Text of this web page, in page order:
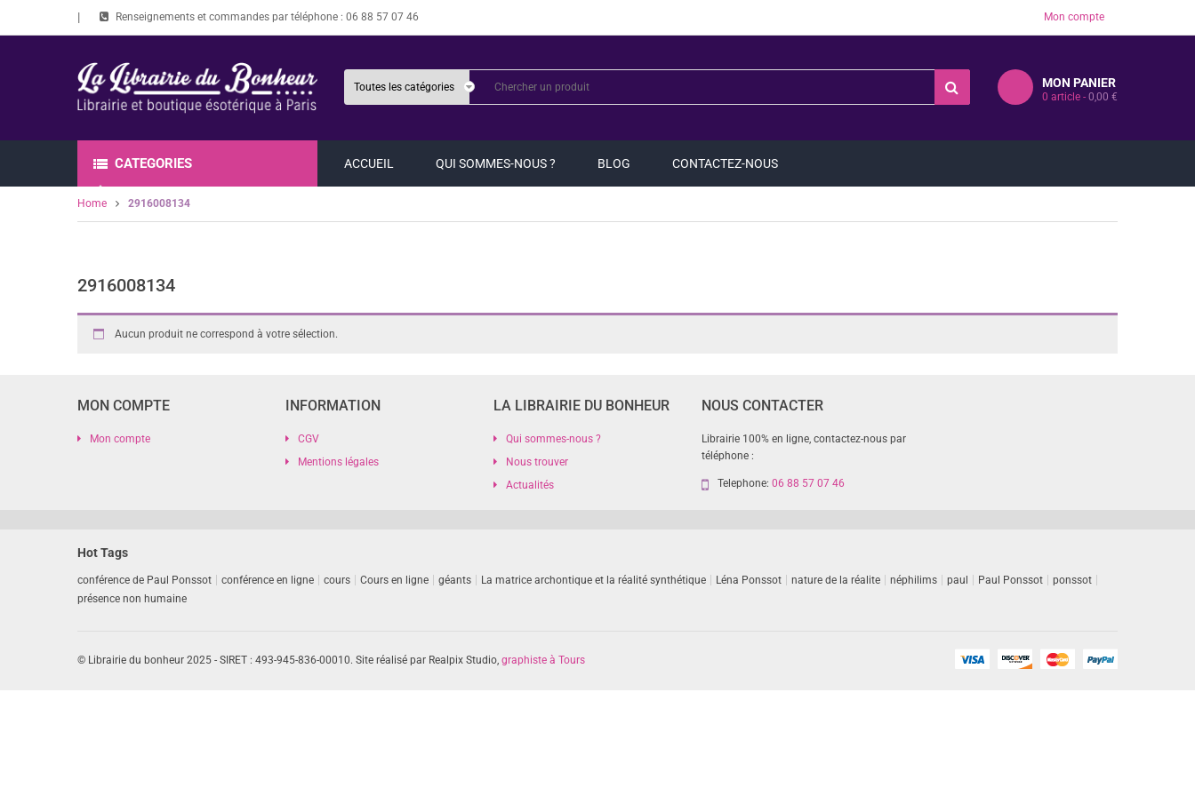
Renseignements et commandes par téléphone : 06 88 57 07 46 Mon compte
MON PANIER
0 article - 0,00 €
CATEGORIES ACCUEIL QUI SOMMES-NOUS ? BLOG CONTACTEZ-NOUS
Home 2916008134
2916008134
Aucun produit ne correspond à votre sélection.
MON COMPTE
Mon compte
INFORMATION
CGV
Mentions légales
LA LIBRAIRIE DU BONHEUR
Qui sommes-nous ?
Nous trouver
Actualités
NOUS CONTACTER
Librairie 100% en ligne, contactez-nous par
téléphone :
Telephone: 06 88 57 07 46
Hot Tags
conférence de Paul Ponssot conférence en ligne cours Cours en ligne géants La matrice archontique et la réalité synthétique Léna Ponssot nature de la réalite néphilims paul Paul Ponssot
ponssot
présence non humaine
© Librairie du bonheur 2025 - SIRET : 493-945-836-00010. Site réalisé par Realpix Studio, graphiste à Tours